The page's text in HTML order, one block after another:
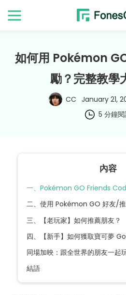
如何用 Pokémon
勵？完整教學
CC January 21,
5 分鐘
內容
一、Pokémon GO Friends
二、使用 Pokémon GO 好友/
三、【老玩家】如何推薦朋友？
四、【新手】如何獲取寶可夢
同場加映：跟全世界的朋友一
結語